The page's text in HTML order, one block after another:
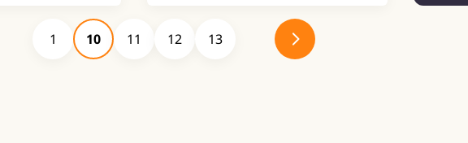
1 10 11 12 13